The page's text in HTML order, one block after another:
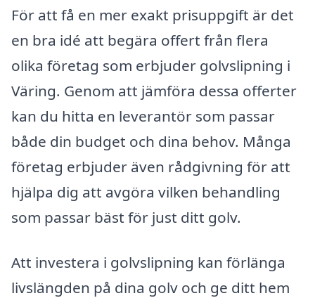
För att få en mer exakt prisuppgift är det
en bra idé att begära offert från flera
olika företag som erbjuder golvslipning i
Väring. Genom att jämföra dessa offerter
kan du hitta en leverantör som passar
både din budget och dina behov. Många
företag erbjuder även rådgivning för att
hjälpa dig att avgöra vilken behandling
som passar bäst för just ditt golv.
Att investera i golvslipning kan förlänga
livslängden på dina golv och ge ditt hem